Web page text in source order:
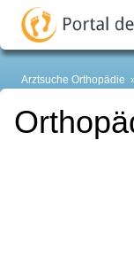
Arztsuche Orthopädie